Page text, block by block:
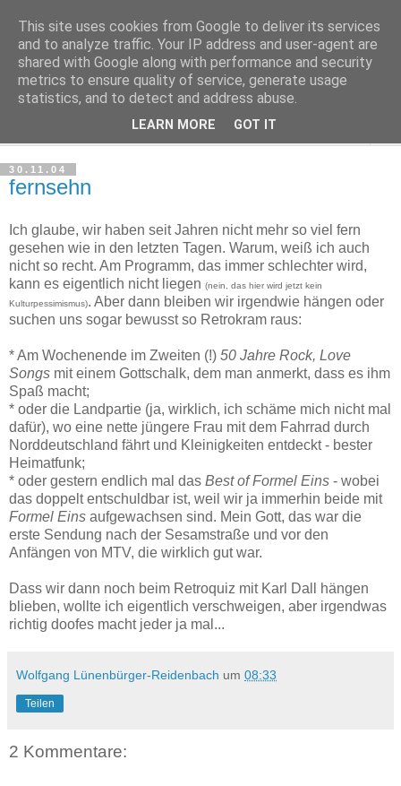
Haltungsturnen
Niveau sieht nur von unten aus wie Arroganz.
30.11.04
fernsehn
Ich glaube, wir haben seit Jahren nicht mehr so viel fern
gesehen wie in den letzten Tagen. Warum, weiß ich auch
nicht so recht. Am Programm, das immer schlechter wird,
kann es eigentlich nicht liegen (nein, das hier wird jetzt kein
Kulturpessimismus). Aber dann bleiben wir irgendwie hängen oder
suchen uns sogar bewusst so Retrokram raus:
* Am Wochenende im Zweiten (!) 50 Jahre Rock, Love
Songs mit einem Gottschalk, dem man anmerkt, dass es ihm
Spaß macht;
* oder die Landpartie (ja, wirklich, ich schäme mich nicht mal
dafür), wo eine nette jüngere Frau mit dem Fahrrad durch
Norddeutschland fährt und Kleinigkeiten entdeckt - bester
Heimatfunk;
* oder gestern endlich mal das Best of Formel Eins - wobei
das doppelt entschuldbar ist, weil wir ja immerhin beide mit
Formel Eins aufgewachsen sind. Mein Gott, das war die
erste Sendung nach der Sesamstraße und vor den
Anfängen von MTV, die wirklich gut war.
Dass wir dann noch beim Retroquiz mit Karl Dall hängen
blieben, wollte ich eigentlich verschweigen, aber irgendwas
richtig doofes macht jeder ja mal...
Wolfgang Lünenbürger-Reidenbach um 08:33
Teilen
2 Kommentare:
This site uses cookies from Google to deliver its services
and to analyze traffic. Your IP address and user-agent are
shared with Google along with performance and security
metrics to ensure quality of service, generate usage
statistics, and to detect and address abuse.
LEARN MORE GOT IT